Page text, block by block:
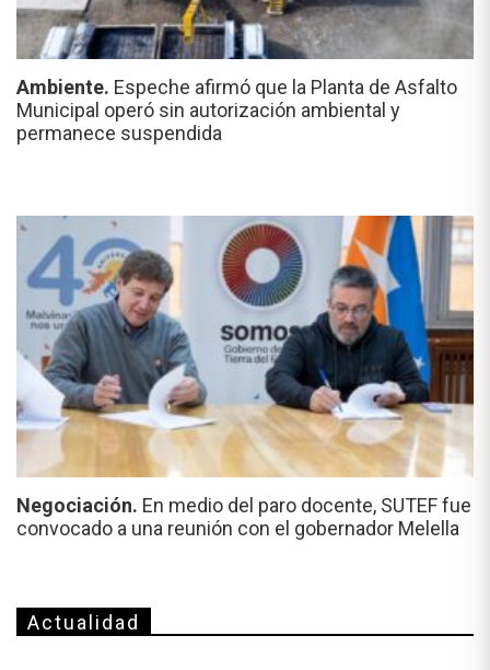
Ambiente. Espeche afirmó que la Planta de Asfalto
Municipal operó sin autorización ambiental y
permanece suspendida
Negociación. En medio del paro docente, SUTEF fue
convocado a una reunión con el gobernador Melella
Actualidad